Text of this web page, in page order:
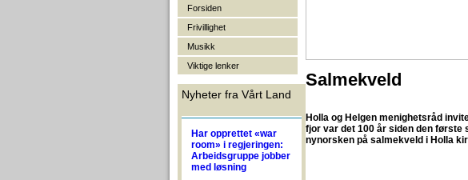
Forsiden
Frivillighet
Musikk
Viktige lenker
Nyheter fra Vårt Land
Har opprettet «war
room» i regjeringen:
Arbeidsgruppe jobber
med løsning
Salmekveld
Holla og Helgen menighetsråd
fjor var det 100 år siden den første
nynorsken på salmekveld i Holla